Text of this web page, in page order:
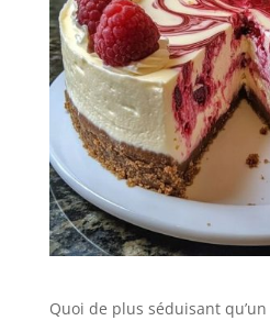
Quoi de plus séduisant qu’un